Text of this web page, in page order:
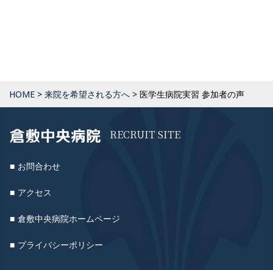
HOME > 来院を希望される方へ > 医学生病院実習 参加者の声
RECRUIT SITE
お問合わせ
アクセス
倉敷中央病院ホームページ
プライバシーポリシー